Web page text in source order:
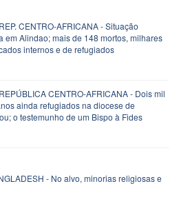
CENTRO-AFRICANA - Situação
em Alindao; mais de 148 mortos, milhares
internos e de refugiados
CENTRO-AFRICANA - Dois mil
ainda refugiados na diocese de
o testemunho de um Bispo à Fides
- No alvo, minorias religiosas e